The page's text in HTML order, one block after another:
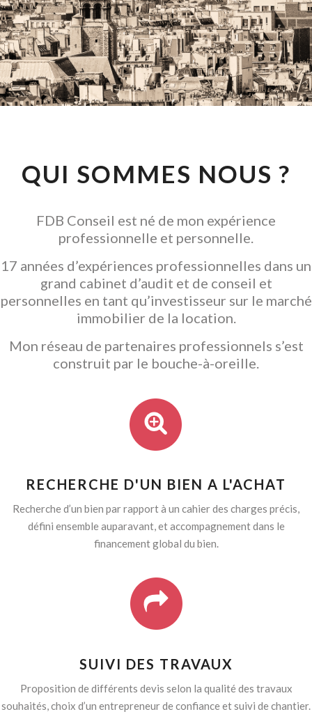
CONSEIL EN
INVESTISSEMENT
LOCATIF
GARANTIR L' ACQUISITION
QUI SOMMES NOUS ?
FDB Conseil est né de mon expérience
professionnelle et personnelle.
17 années d’expériences professionnelles dans un
grand cabinet d’audit et de conseil et
personnelles en tant qu’investisseur sur le marché
immobilier de la location.
Mon réseau de partenaires professionnels s’est
construit par le bouche-à-oreille.
RECHERCHE D'UN BIEN A L'ACHAT
Recherche d’un bien par rapport à un cahier des charges précis,
défini ensemble auparavant, et accompagnement dans le
financement global du bien.
SUIVI DES TRAVAUX
Proposition de différents devis selon la qualité des travaux
souhaités, choix d’un entrepreneur de confiance et suivi de chantier.